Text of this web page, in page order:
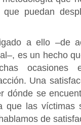
puedan
a ello –de
es un hecho
ocasiones
Una
dónde se
que las víctimas
de